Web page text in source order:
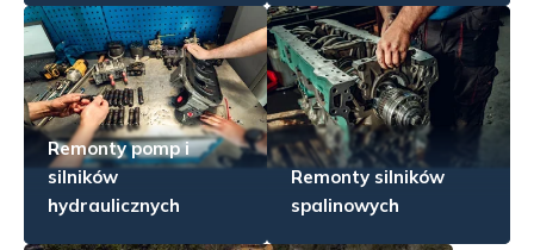
Remonty pomp i
silników
hydraulicznych
Remonty silników
spalinowych